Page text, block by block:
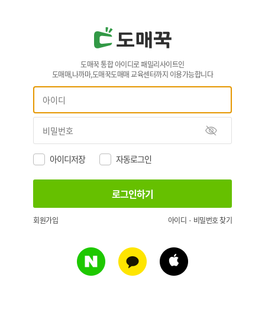
도매꾹 통합 아이디로 패밀리사이트인
도매매,나까마,도매꾹도매매 교육센터까지 이용가능합니다
아이디저장 자동로그인
회원가입 아이디 · 비밀번호 찾기